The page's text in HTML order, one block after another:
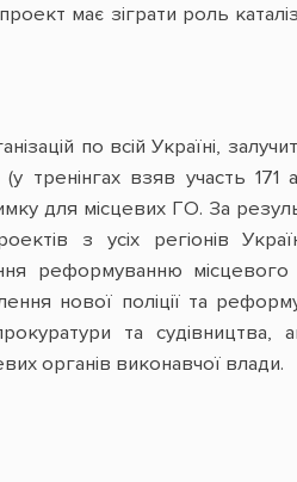
має зіграти роль
по всій Україні,
тренінгах взяв участь 171
для місцевих ГО. За
з усіх регіонів
реформуванню
нової поліції та
та судівництва,
органів виконавчої влади.